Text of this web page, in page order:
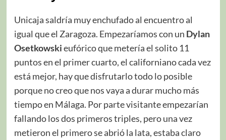
Unicaja saldría muy enchufado al encuentro al
igual que el Zaragoza. Empezaríamos con un Dylan
Osetkowskieufórico que metería el solito 11
puntos en el primer cuarto, el californiano cada vez
está mejor, hay que disfrutarlo todo lo posible
porque no creo que nos vaya a durar mucho más
tiempo en Málaga. Por parte visitante empezarían
fallando los dos primeros triples, pero una vez
metieron el primero se abrió la lata, estaba claro